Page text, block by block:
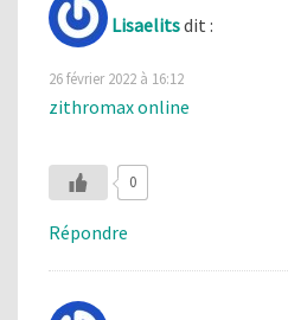
Lisaelitsdit :
26 février 2022 à 16:12
zithromax online
0
Répondre